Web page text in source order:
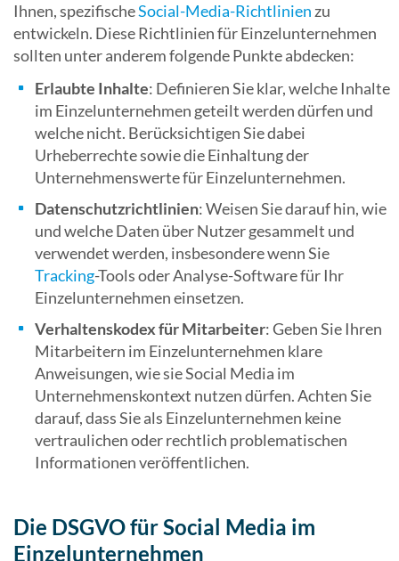
Ihnen, spezifischeSocial-Media-Richtlinien zu
entwickeln. Diese Richtlinien für Einzelunternehmen
sollten unter anderem folgende Punkte abdecken:
Erlaubte Inhalte: Definieren Sie klar, welche Inhalte
im Einzelunternehmen geteilt werden dürfen und
welche nicht. Berücksichtigen Sie dabei
Urheberrechte sowie die Einhaltung der
Unternehmenswerte für Einzelunternehmen.
Datenschutzrichtlinien: Weisen Sie darauf hin, wie
und welche Daten über Nutzer gesammelt und
verwendet werden, insbesondere wenn Sie
Tracking-Tools oder Analyse-Software für Ihr
Einzelunternehmen einsetzen.
Verhaltenskodex für Mitarbeiter: Geben Sie Ihren
Mitarbeitern im Einzelunternehmen klare
Anweisungen, wie sie Social Media im
Unternehmenskontext nutzen dürfen. Achten Sie
darauf, dass Sie als Einzelunternehmen keine
vertraulichen oder rechtlich problematischen
Informationen veröffentlichen.
Die DSGVO für Social Media im
Einzelunternehmen